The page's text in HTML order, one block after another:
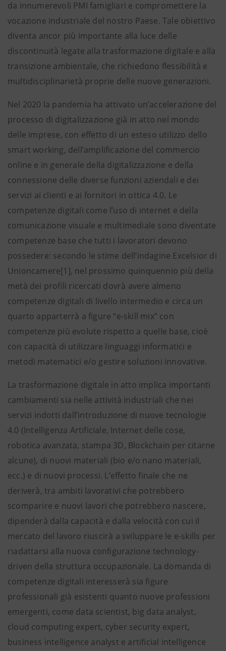
da innumerevoli PMI famigliari e compromettere la
vocazione industriale del nostro Paese. Tale obiettivo
diventa ancor più importante alla luce delle
discontinuità legate alla trasformazione digitale e alla
transizione ambientale, che richiedono flessibilità e
multidisciplinarietà proprie delle nuove generazioni.
Nel 2020 la pandemia ha attivato un’accelerazione del
processo di digitalizzazione già in atto nel mondo
delle imprese, con effetto di un esteso utilizzo dello
smart working, dell’amplificazione del commercio
online e in generale della digitalizzazione e della
connessione delle diverse funzioni aziendali e dei
servizi ai clienti e ai fornitori in ottica 4.0. Le
competenze digitali come l’uso di internet e della
comunicazione visuale e multimediale sono diventate
competenze base che tutti i lavoratori devono
possedere: secondo le stime dell’indagine Excelsior di
Unioncamere[1], nel prossimo quinquennio più della
metà dei profili ricercati dovrà avere almeno
competenze digitali di livello intermedio e circa un
quarto apparterrà a figure “e-skill mix” con
competenze più evolute rispetto a quelle base, cioè
con capacità di utilizzare linguaggi informatici e
metodi matematici e/o gestire soluzioni innovative.
La trasformazione digitale in atto implica importanti
cambiamenti sia nelle attività industriali che nei
servizi indotti dall’introduzione di nuove tecnologie
4.0 (Intelligenza Artificiale, Internet delle cose,
robotica avanzata, stampa 3D, Blockchain per citarne
alcune), di nuovi materiali (bio e/o nano materiali,
ecc.) e di nuovi processi. L’effetto finale che ne
deriverà, tra ambiti lavorativi che potrebbero
scomparire e nuovi lavori che potrebbero nascere,
dipenderà dalla capacità e dalla velocità con cui il
mercato del lavoro riuscirà a sviluppare le e-skills per
riadattarsi alla nuova configurazione technology-
driven della struttura occupazionale. La domanda di
competenze digitali interesserà sia figure
professionali già esistenti quanto nuove professioni
emergenti, come data scientist, big data analyst,
cloud computing expert, cyber security expert,
business intelligence analyst e artificial intelligence